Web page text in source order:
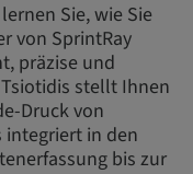
Sie, wie Sie
von SprintRay
präzise und
stellt Ihnen
Druck von
in den
bis zur